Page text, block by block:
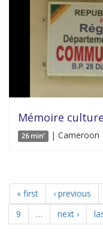
Mémoire
26 min' | Cameroon
« first ‹ previous
9
… next ›